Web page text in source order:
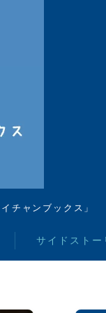
チャンブックス」
サイドストー